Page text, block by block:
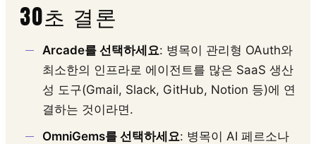
30초 결론
Arcade를 선택하세요: 병목이 관리형 OAuth와
최소한의 인프라로 에이전트를 많은 SaaS 생산
성 도구(Gmail, Slack, GitHub, Notion 등)에 연
결하는 것이라면.
OmniGems를 선택하세요: 병목이 AI 페르소나